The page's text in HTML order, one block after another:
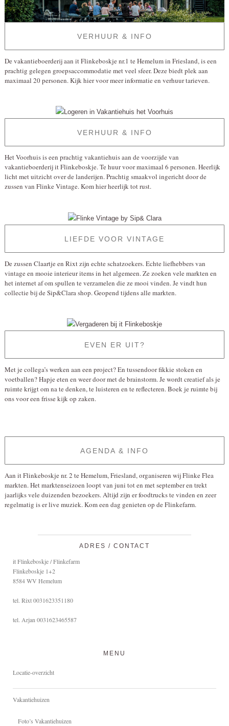
VERHUUR & INFO
De vakantieboerderij aan it Flinkeboskje nr.1 te Hemelum in Friesland, is een
prachtig gelegen groepsaccommodatie met veel sfeer. Deze biedt plek aan
maximaal 20 personen. Kijk hier voor meer informatie en verhuur tarieven.
VERHUUR & INFO
Het Voorhuis is een prachtig vakantiehuis aan de voorzijde van
vakantieboerderij it Flinkeboskje. Te huur voor maximaal 6 personen. Heerlijk
licht met uitzicht over de landerijen. Prachtig smaakvol ingericht door de
zussen van Flinke Vintage. Kom hier heerlijk tot rust.
LIEFDE VOOR VINTAGE
De zussen Claartje en Rixt zijn echte schatzoekers. Echte liefhebbers van
vintage en mooie interieur items in het algemeen. Ze zoeken vele markten en
het internet af om spullen te verzamelen die ze mooi vinden. Je vindt hun
collectie bij de Sip&Clara shop. Geopend tijdens alle markten.
EVEN ER UIT?
Met je collega’s werken aan een project? En tussendoor fikkie stoken en
voetballen? Hapje eten en weer door met de brainstorm. Je wordt creatief als je
ruimte krijgt om na te denken, te luisteren en te reflecteren. Boek je ruimte bij
ons voor een frisse kijk op zaken.
AGENDA & INFO
Aan it Flinkeboskje nr. 2 te Hemelum, Friesland, organiseren wij Flinke Flea
markten. Het marktenseizoen loopt van juni tot en met september en trekt
jaarlijks vele duizenden bezoekers. Altijd zijn er foodtrucks te vinden en zeer
regelmatig is er live muziek. Kom een dag genieten op de Flinkefarm.
ADRES / CONTACT
it Flinkeboskje / Flinkefarm
Flinkeboskje 1+2
8584 WV Hemelum
tel. Rixt 0031623351180
tel. Arjan 0031623465587
MENU
Locatie-overzicht
Vakantiehuizen
Foto’s Vakantiehuizen